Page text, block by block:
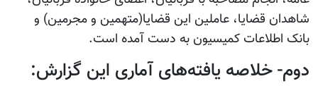
شاهدان قضایا، عاملین این قضایا(متهمین و مجرمین) و
بانک اطلاعات کمیسیون به دست آمده است.
دوم- خلاصه یافته‌های آماری این گزارش: